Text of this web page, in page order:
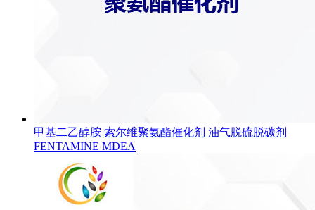
甲基二乙醇胺 索尔维聚氨酯催化剂 油气脱硫脱碳剂
FENTAMINE MDEA